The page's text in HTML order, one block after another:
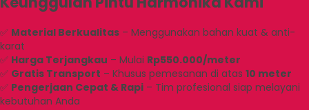
✅ Material Berkualitas – Menggunakan bahan kuat & anti-
karat
✅ Harga Terjangkau – Mulai Rp550.000/meter
✅ Gratis Transport – Khusus pemesanan di atas 10 meter
✅ Pengerjaan Cepat & Rapi – Tim profesional siap melayani
kebutuhan Anda